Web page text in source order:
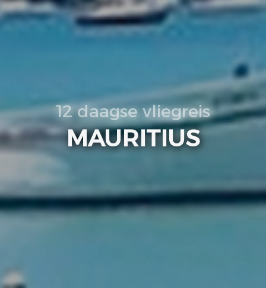
12 daagse vliegreis
MAURITIUS